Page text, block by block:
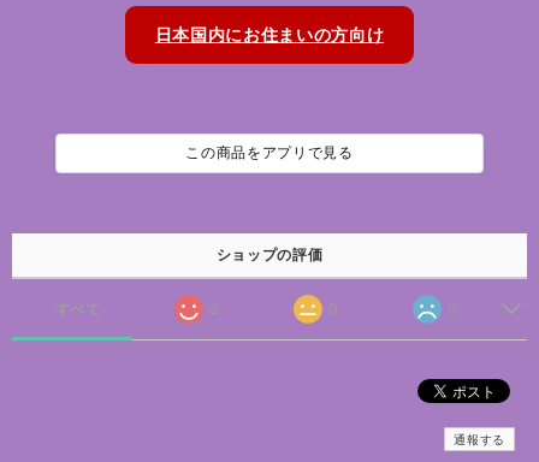
日本国内にお住まいの方向け
この商品をアプリで見る
ショップの評価
すべて 3 0 0
通報する